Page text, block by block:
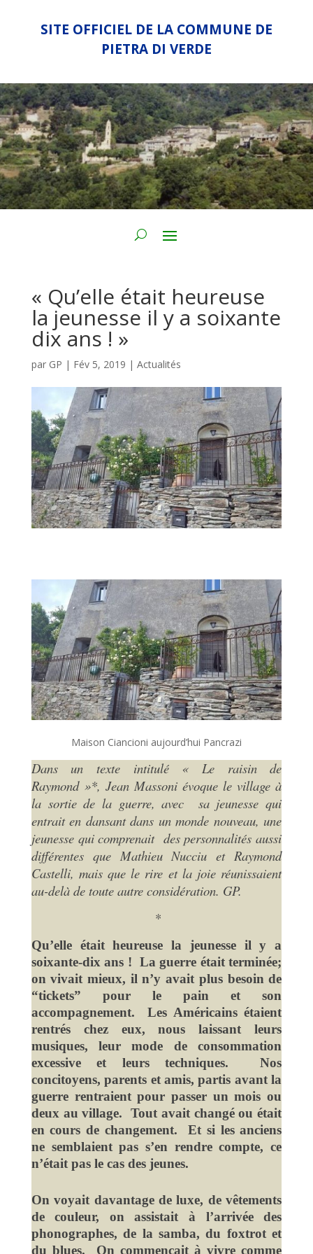
SITE OFFICIEL DE LA COMMUNE DE
PIETRA DI VERDE
« Qu’elle était heureuse
la jeunesse il y a soixante
dix ans ! »
par GP | Fév 5, 2019 | Actualités
Maison Ciancioni aujourd’hui Pancrazi
Dans un texte intitulé « Le raisin de
Raymond »*, Jean Massoni évoque le village à
la sortie de la guerre, avec sa jeunesse qui
entrait en dansant dans un monde nouveau, une
jeunesse qui comprenait des personnalités aussi
différentes que Mathieu Nucciu et Raymond
Castelli, mais que le rire et la joie réunissaient
au-delà de toute autre considération. GP.
*
Qu’elle était heureuse la jeunesse il y a
soixante-dix ans ! La guerre était terminée;
on vivait mieux, il n’y avait plus besoin de
“tickets” pour le pain et son
accompagnement. Les Américains étaient
rentrés chez eux, nous laissant leurs
musiques, leur mode de consommation
excessive et leurs techniques. Nos
concitoyens, parents et amis, partis avant la
guerre rentraient pour passer un mois ou
deux au village. Tout avait changé ou était
en cours de changement. Et si les anciens
ne semblaient pas s’en rendre compte, ce
n’était pas le cas des jeunes.
On voyait davantage de luxe, de vêtements
de couleur, on assistait à l’arrivée des
phonographes, de la samba, du foxtrot et
du blues. On commençait à vivre comme